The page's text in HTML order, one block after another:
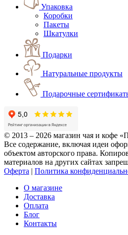
Упаковка
Коробки
Пакеты
Шкатулки
Подарки
Натуральные продукты
Подарочные
© 2013 – 2026 магазин чая и кофе
Все содержание, включая идеи
объектом авторского права.
материалов на других сайтах
Оферта | Политика
О магазине
Доставка
Оплата
Блог
Контакты